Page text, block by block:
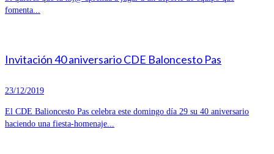
fomenta...
Invitación 40 aniversario CDE Baloncesto Pas
23/12/2019
El CDE Balioncesto Pas celebra este domingo día 29 su 40 aniversario
haciendo una fiesta-homenaje...